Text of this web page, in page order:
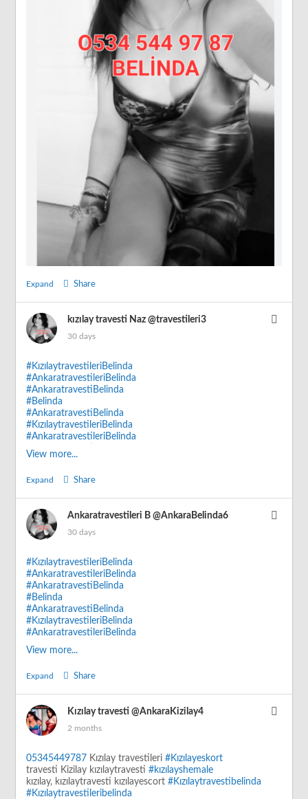
Expand Share
kızılay travesti Naz@travestileri3
30 days
#KızılaytravestileriBelinda
#AnkaratravestileriBelinda
#AnkaratravestiBelinda
#Belinda
#AnkaratravestiBelinda
#KızılaytravestileriBelinda
#AnkaratravestileriBelinda
#AnkaratravestileriBelinda
#CebecitravestiBelinda
#KızılaytravestiBelinda
View more...
Expand Share
Ankaratravestileri B@AnkaraBelinda6
30 days
#KızılaytravestileriBelinda
#AnkaratravestileriBelinda
#AnkaratravestiBelinda
#Belinda
#AnkaratravestiBelinda
#KızılaytravestileriBelinda
#AnkaratravestileriBelinda
#AnkaratravestileriBelinda
#CebecitravestiBelinda
#KızılaytravestiBelinda
View more...
Expand Share
Kızılay travesti@AnkaraKizilay4
2 months
05345449787 Kızılay travestileri#Kızılayeskort
travesti Kizilay kızılaytravesti#kızılayshemale
kızılay, kızılaytravesti kızılayescort#Kızılaytravestibelinda
#Kızılaytravestileribelinda